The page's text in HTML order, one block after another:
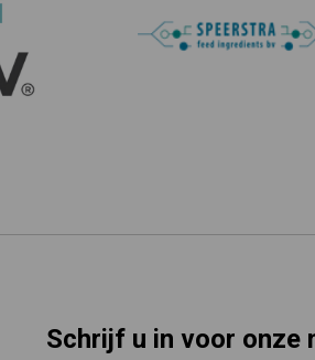
Schrijf u in voor onze